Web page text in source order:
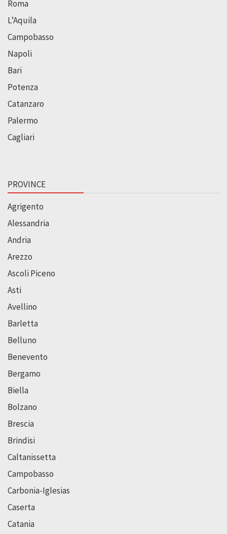
Roma
L’Aquila
Campobasso
Napoli
Bari
Potenza
Catanzaro
Palermo
Cagliari
PROVINCE
Agrigento
Alessandria
Andria
Arezzo
Ascoli Piceno
Asti
Avellino
Barletta
Belluno
Benevento
Bergamo
Biella
Bolzano
Brescia
Brindisi
Caltanissetta
Campobasso
Carbonia-Iglesias
Caserta
Catania